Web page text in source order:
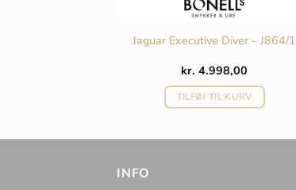
Jaguar Executive Diver – J864/1
kr. 4.998,00
TILFØJ TIL KURV
INFO